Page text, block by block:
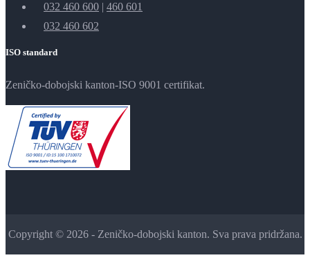
032 460 600 | 460 601
032 460 602
ISO standard
Zeničko-dobojski kanton-ISO 9001 certifikat.
Copyright © 2026 - Zeničko-dobojski kanton. Sva prava pridržana.